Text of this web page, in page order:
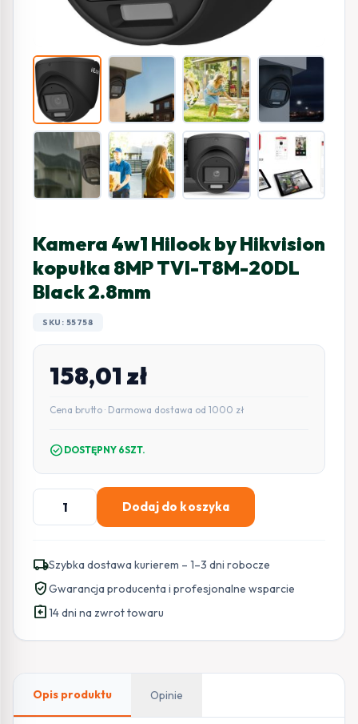
Kamera 4w1 Hilook by Hikvision
kopułka 8MP TVI-T8M-20DL
Black 2.8mm
SKU: 55758
158,01 zł
Cena brutto · Darmowa dostawa od 1000 zł
check_circle DOSTĘPNY 6SZT.
ilość
Kamera
by
Hikvision
kopułka
20DL
Dodaj do koszyka
local_shippingSzybka dostawa kurierem – 1–3 dni robocze
verified_userGwarancja producenta i profesjonalne wsparcie
assignment_return14 dni na zwrot towaru
Opis produktu Opinie